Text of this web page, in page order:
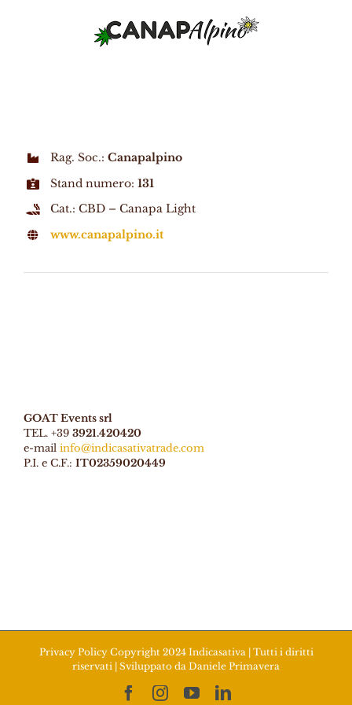
Rag. Soc.: Canapalpino
Stand numero: 131
Cat.: CBD – Canapa Light
www.canapalpino.it
GOAT Events srl
TEL. +39 3921.420420
e-mail info@indicasativatrade.com
P.I. e C.F.: IT02359020449
Privacy PolicyCopyright 2024 Indicasativa | Tutti i diritti
riservati | Sviluppato da Daniele Primavera
Facebook
Instagram
YouTubeLinkedIn